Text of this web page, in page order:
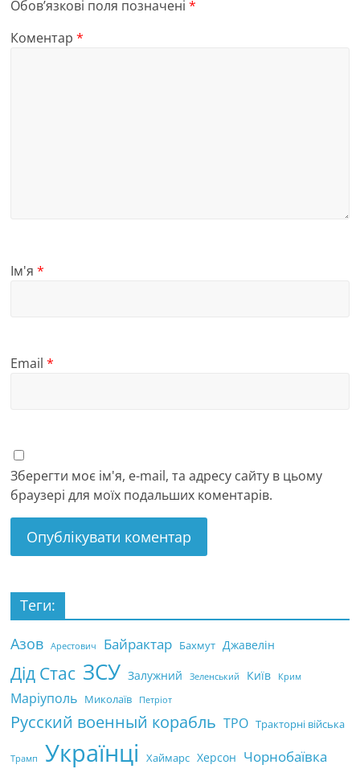
Обов’язкові поля позначені*
Коментар*
Ім'я*
Email*
Зберегти моє ім'я, e-mail, та адресу сайту в цьому
браузері для моїх подальших коментарів.
Теги:
Азов
Арестович Байрактар Бахмут Джавелін
Дід Стас ЗСУ Залужний Зеленський Київ Крим
Маріуполь Миколаїв Петріот
Русский военный корабль ТРО Тракторні війська
Трамп Українці Хаймарс Херсон Чорнобаївка